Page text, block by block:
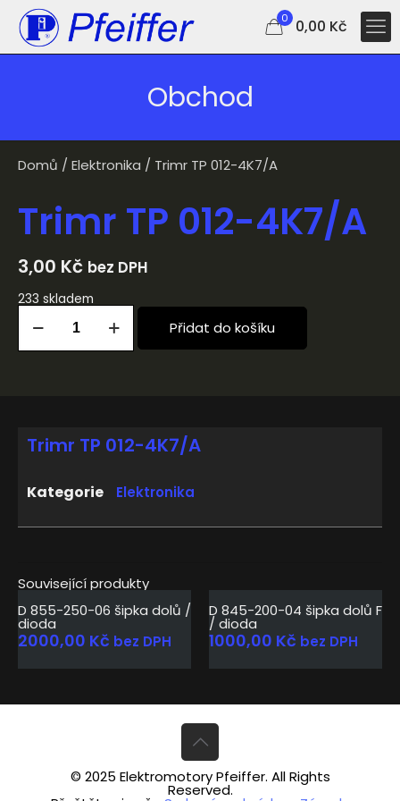
0 0,00 Kč
Obchod
Domů / Elektronika / Trimr TP 012-4K7/A
Trimr TP 012-4K7/A
3,00 Kč bez DPH
233 skladem
Přidat do košíku
Související produkty
D 855-250-06 šipka dolů /
dioda
2000,00 Kč bez DPH
D 845-200-04 šipka dolů F
/ dioda
1000,00 Kč bez DPH
Trimr TP 012-4K7/A
Kategorie Elektronika
© 2025 Elektromotory Pfeiffer. All Rights
Reserved.